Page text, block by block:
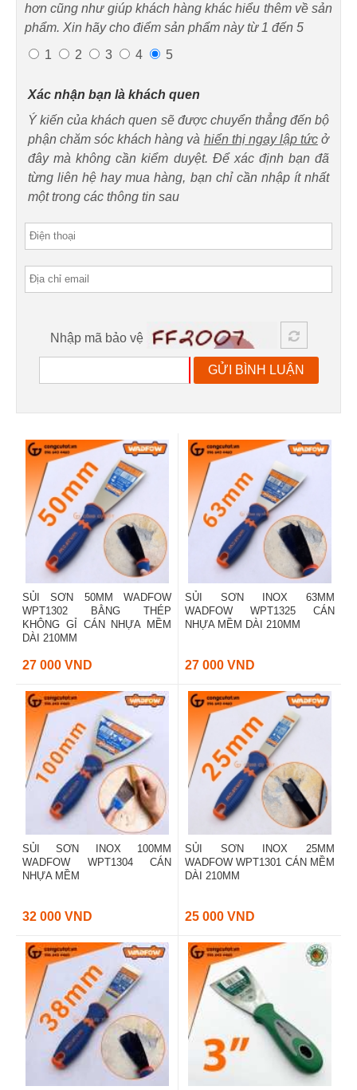
hơn cũng như giúp khách hàng khác hiểu thêm về sản
phẩm. Xin hãy cho điểm sản phẩm này từ 1 đến 5
1
2 3 4 5
Xác nhận bạn là khách quen
Ý kiến của khách quen sẽ được chuyển thẳng đến bộ
phận chăm sóc khách hàng và hiển thị ngay lập tứcở
đây mà không cần kiểm duyệt. Để xác định bạn đã
từng liên hệ hay mua hàng, bạn chỉ cần nhập ít nhất
một trong các thông tin sau
Nhập mã bảo vệ
GỬI BÌNH LUẬN
SỦI SƠN 50MM WADFOW
WPT1302 BẰNG THÉP
KHÔNG GỈ CÁN NHỰA MỀM
DÀI 210MM
27 000 VND
SỦI SƠN INOX 63MM
WADFOW WPT1325 CÁN
NHỰA MỀM DÀI 210MM
27 000 VND
SỦI SƠN INOX 100MM
WADFOW WPT1304 CÁN
NHỰA MỀM
32 000 VND
SỦI SƠN INOX 25MM
WADFOW WPT1301 CÁN MỀM
DÀI 210MM
25 000 VND